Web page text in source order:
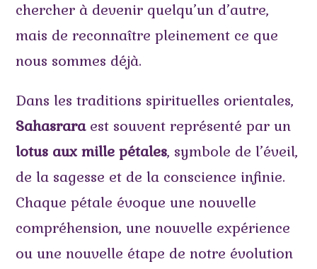
chercher à devenir quelqu’un d’autre,
mais de reconnaître pleinement ce que
nous sommes déjà.
Dans les traditions spirituelles orientales,
Sahasraraest souvent représenté par un
lotus aux mille pétales, symbole de l’éveil,
de la sagesse et de la conscience infinie.
Chaque pétale évoque une nouvelle
compréhension, une nouvelle expérience
ou une nouvelle étape de notre évolution